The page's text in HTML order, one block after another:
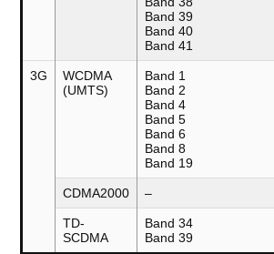
Band 39
Band 40
Band 41
3G
WCDMA
(UMTS)
Band 1
Band 2
Band 4
Band 5
Band 6
Band 8
Band 19
CDMA2000 –
TD-
SCDMA
Band 34
Band 39